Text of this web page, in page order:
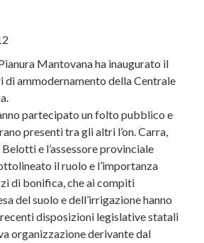
Mantovana ha inaugurato il
di ammodernamento della Centrale
partecipato un folto pubblico e
presenti tra gli altri l’on. Carra,
Belotti e l’assessore provinciale
il ruolo e l’importanza
di bonifica, che ai compiti
del suolo e dell’irrigazione hanno
disposizioni legislative statali
organizzazione derivante dal